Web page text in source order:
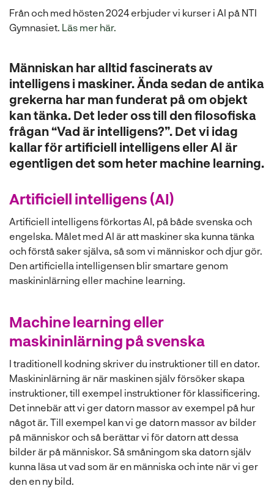
Från och med hösten 2024 erbjuder vi kurser i AI på NTI
Gymnasiet. Läs mer här.
Människan har alltid fascinerats av
intelligens i maskiner. Ända sedan de antika
grekerna har man funderat på om objekt
kan tänka. Det leder oss till den filosofiska
frågan “Vad är intelligens?”. Det vi idag
kallar för artificiell intelligens eller AI är
egentligen det som heter machine learning.
Artificiell intelligens (AI)
Artificiell intelligens förkortas AI, på både svenska och
engelska. Målet med AI är att maskiner ska kunna tänka
och förstå saker själva, så som vi människor och djur gör.
Den artificiella intelligensen blir smartare genom
maskininlärning eller machine learning.
Machine learning eller
maskininlärning på svenska
I traditionell kodning skriver du instruktioner till en dator.
Maskininlärning är när maskinen själv försöker skapa
instruktioner, till exempel instruktioner för klassificering.
Det innebär att vi ger datorn massor av exempel på hur
något är. Till exempel kan vi ge datorn massor av bilder
på människor och så berättar vi för datorn att dessa
bilder är på människor. Så småningom ska datorn själv
kunna läsa ut vad som är en människa och inte när vi ger
den en ny bild.